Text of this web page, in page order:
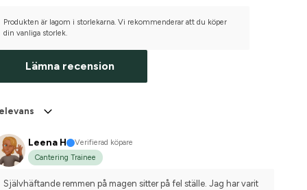
Produkten är lagom i storlekarna. Vi rekommenderar att du köper
din vanliga storlek.
Lämna recension
Leena H
Verifierad köpare
Cantering Trainee
Självhäftande remmen på magen sitter på fel ställe. Jag har varit